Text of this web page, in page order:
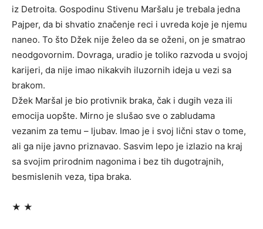
iz Detroita. Gospodinu Stivenu Maršalu je trebala jedna
Pajper, da bi shvatio značenje reci i uvreda koje je njemu
naneo. To što Džek nije želeo da se oženi, on je smatrao
neodgovornim. Dovraga, uradio je toliko razvoda u svojoj
karijeri, da nije imao nikakvih iluzornih ideja u vezi sa
brakom.
Džek Maršal je bio protivnik braka, čak i dugih veza ili
emocija uopšte. Mirno je slušao sve o zabludama
vezanim za temu – ljubav. Imao je i svoj lični stav o tome,
ali ga nije javno priznavao. Sasvim lepo je izlazio na kraj
sa svojim prirodnim nagonima i bez tih dugotrajnih,
besmislenih veza, tipa braka.
★ ★